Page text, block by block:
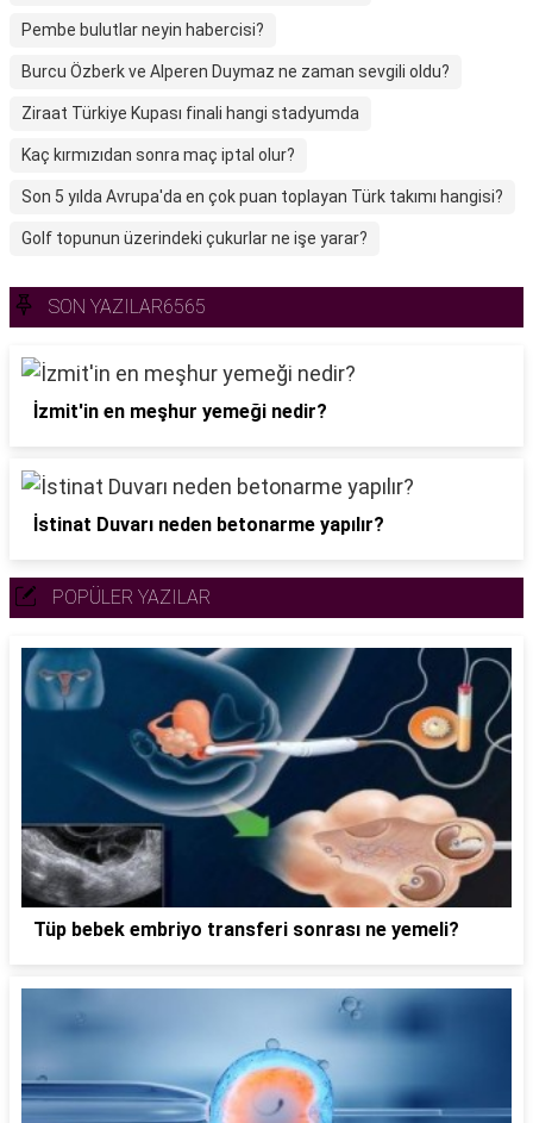
Pembe bulutlar neyin habercisi?
Burcu Özberk ve Alperen Duymaz ne zaman sevgili oldu?
Ziraat Türkiye Kupası finali hangi stadyumda
Kaç kırmızıdan sonra maç iptal olur?
Son 5 yılda Avrupa'da en çok puan toplayan Türk takımı hangisi?
Golf topunun üzerindeki çukurlar ne işe yarar?
SON YAZILAR6565
İzmit'in en meşhur yemeği nedir?
İstinat Duvarı neden betonarme yapılır?
POPÜLER YAZILAR
Tüp bebek embriyo transferi sonrası ne yemeli?